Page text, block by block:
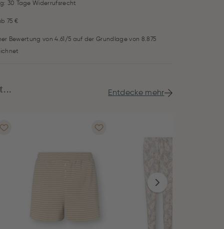
30 Tage Widerrufsrecht
75 €
Bewertung von 4.61/5 auf der Grundlage von 8.875
Entdecke mehr